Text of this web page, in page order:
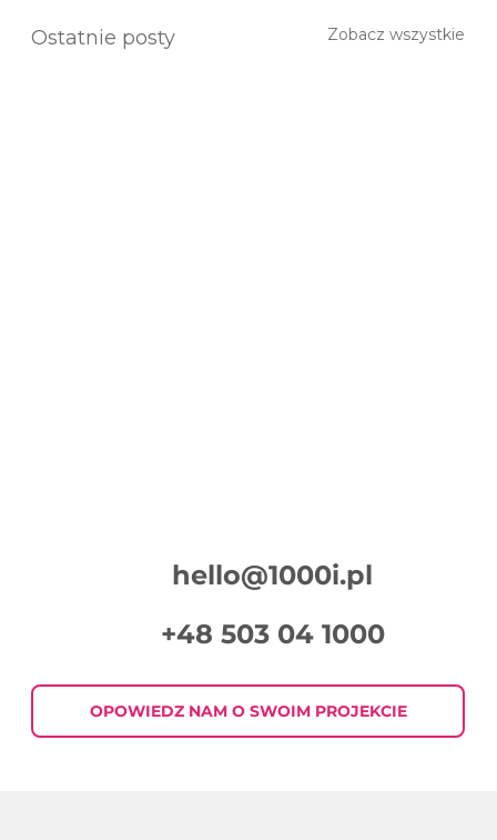
Ostatnie posty Zobacz wszystkie
hello@1000i.pl
+48 503 04 1000
OPOWIEDZ NAM O SWOIM PROJEKCIE